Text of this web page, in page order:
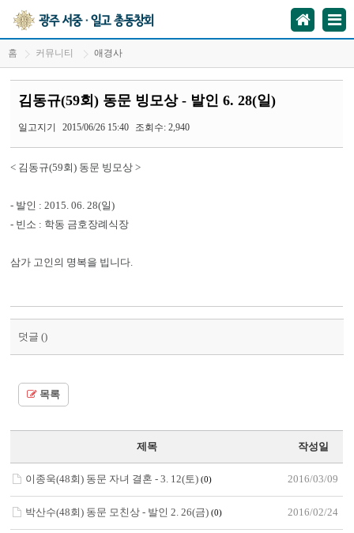
홈 커뮤니티 애경사
김동규(59회) 동문 빙모상 - 발인 6. 28(일)
일고지기 2015/06/26 15:40 조회수: 2,940
< 김동규(59회) 동문 빙모상 >
- 발인 : 2015. 06. 28(일)
- 빈소 : 학동 금호장례식장
삼가 고인의 명복을 빕니다.
덧글 ()
목록
제목 작성일
이종욱(48회) 동문 자녀 결혼 - 3. 12(토)(0) 2016/03/09
박산수(48회) 동문 모친상 - 발인 2. 26(금)(0) 2016/02/24